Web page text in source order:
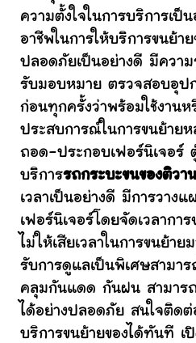
ความตั้งใจในการบริการเป็
อาชีพในการให้บริการขนย้า
ปลอดภัยเป็นอย่างดี มีควา
รับมอบหมาย ตรวจสอบอุป
ก่อนทุกครั้งว่าพร้อมใช้งาน
ประสบการณ์ในการขนย้าย
ถอด-ประกอบเฟอร์นิเจอร์
บริการรถกระบะขนของติวา
เวลาเป็นอย่างดี มีการวางแ
เฟอร์นิเจอร์โดยจัดเวลากา
ไม่ให้เสียเวลาในการขนย้า
รับการดูแลเป็นพิเศษสามา
คลุมกันแดด กันฝน สามาร
ได้อย่างปลอดภัย สนใจติดต่
บริการขนย้ายของได้ทันที เ